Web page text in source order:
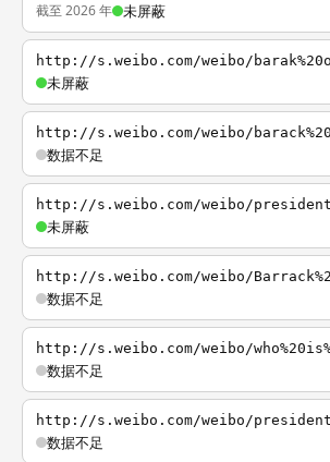
截至 2026 年 未屏蔽
http://s.weibo.com/weibo/
未屏蔽
http://s.weibo.com/weibo/
数据不足
http://s.weibo.com/weibo/
未屏蔽
http://s.weibo.com/weibo/
数据不足
http://s.weibo.com/weibo/
数据不足
http://s.weibo.com/weibo/
数据不足